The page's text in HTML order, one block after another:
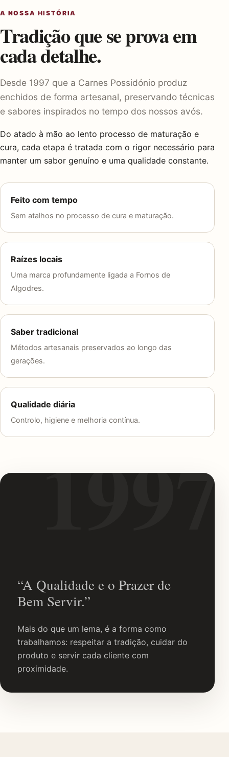
A NOSSA HISTÓRIA
Tradição que se prova em
cada detalhe.
Desde 1997 que a Carnes Possidónio produz
enchidos de forma artesanal, preservando técnicas
e sabores inspirados no tempo dos nossos avós.
Do atado à mão ao lento processo de maturação e
cura, cada etapa é tratada com o rigor necessário para
manter um sabor genuíno e uma qualidade constante.
Feito com tempo
Sem atalhos no processo de cura e maturação.
Raízes locais
Uma marca profundamente ligada a Fornos de
Algodres.
Saber tradicional
Métodos artesanais preservados ao longo das
gerações.
Qualidade diária
Controlo, higiene e melhoria contínua.
“A Qualidade e o Prazer de
Bem Servir.”
Mais do que um lema, é a forma como
trabalhamos: respeitar a tradição, cuidar do
produto e servir cada cliente com
proximidade.